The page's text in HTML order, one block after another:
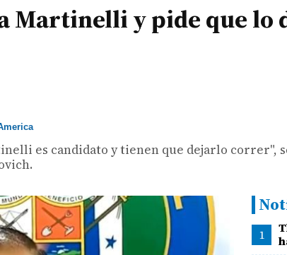
Martinelli y pide que lo
es candidato y tienen que dejarlo correr",
1